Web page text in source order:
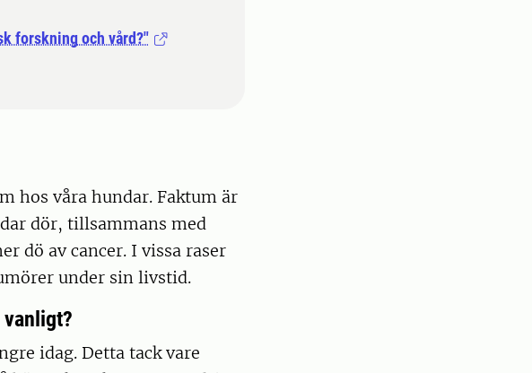
forskning och vård?"
hos våra hundar. Faktum är
dör, tillsammans med
dö av cancer. I vissa raser
under sin livstid.
idag. Detta tack vare